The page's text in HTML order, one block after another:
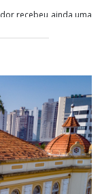
recebeu ainda uma
Empreendedor. Os
de nota fiscal, acesso
negócios.